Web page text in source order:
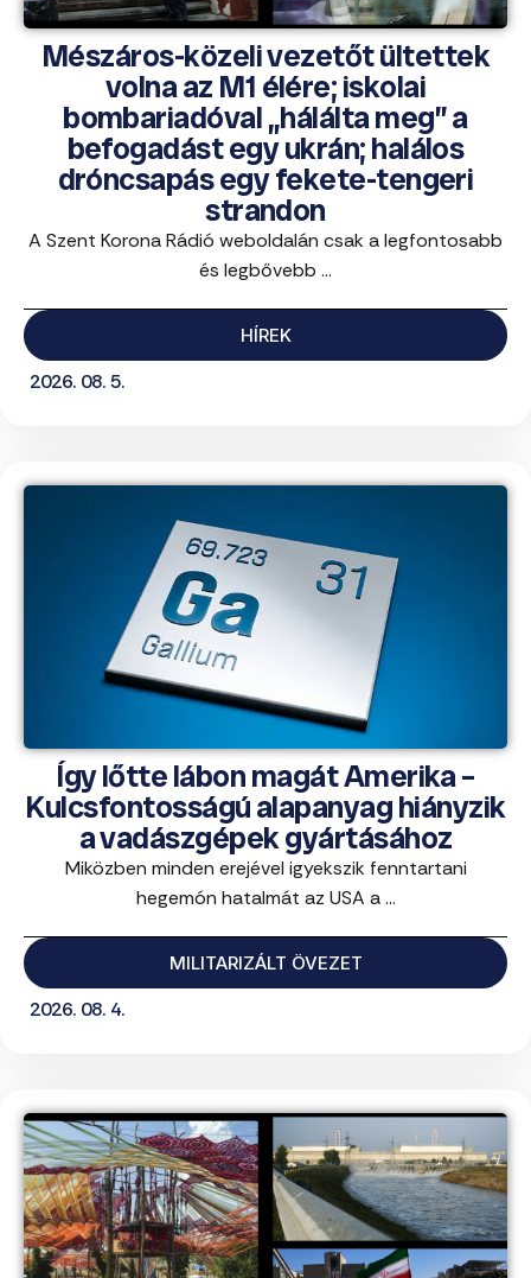
Mészáros-közeli vezetőt ültettek
volna az M1 élére; iskolai
bombariadóval „hálálta meg” a
befogadást egy ukrán; halálos
dróncsapás egy fekete-tengeri
strandon
A Szent Korona Rádió weboldalán csak a legfontosabb
és legbővebb ...
HÍREK
2026. 08. 5.
Így lőtte lábon magát Amerika –
Kulcsfontosságú alapanyag hiányzik
a vadászgépek gyártásához
Miközben minden erejével igyekszik fenntartani
hegemón hatalmát az USA a ...
MILITARIZÁLT ÖVEZET
2026. 08. 4.